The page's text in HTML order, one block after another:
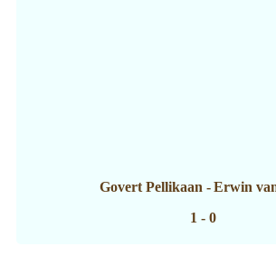
Govert Pellikaan - Erwin
1 - 0